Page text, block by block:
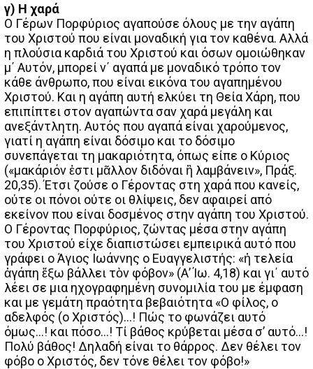
γ) Η χαρά
Ο Γέρων Πορφύριος αγαπούσε όλους με την αγάπη
του Χριστού που είναι μοναδική για τον καθένα. Αλλά
η πλούσια καρδιά του Χριστού και όσων ομοιώθηκαν
μ΄ Αυτόν, μπορεί ν΄ αγαπά με μοναδικό τρόπο τον
κάθε άνθρωπο, που είναι εικόνα του αγαπημένου
Χριστού. Και η αγάπη αυτή ελκύει τη Θεία Χάρη, που
επιπίπτει στον αγαπώντα σαν χαρά μεγάλη και
ανεξάντλητη. Αυτός που αγαπά είναι χαρούμενος,
γιατί η αγάπη είναι δόσιμο και το δόσιμο
συνεπάγεται τη μακαριότητα, όπως είπε ο Κύριος
(«μακάριόν ἐστι μᾶλλον διδόναι ἢ λαμβάνειν», Πράξ.
20,35). Έτσι ζούσε ο Γέροντας στη χαρά που κανείς,
ούτε οι πόνοι ούτε οι θλίψεις, δεν αφαιρεί από
εκείνον που είναι δοσμένος στην αγάπη του Χριστού.
Ο Γέροντας Πορφύριος, ζώντας μέσα στην αγάπη
του Χριστού είχε διαπιστώσει εμπειρικά αυτό που
γράφει ο Άγιος Ιωάννης ο Ευαγγελιστής: «ἡ τελεία
ἀγάπη ἔξω βάλλει τὸν φόβον» (Α’ Ίω. 4,18) και γι΄ αυτό
λέει σε μια ηχογραφημένη συνομιλία του με έμφαση
και με γεμάτη πραότητα βεβαιότητα «Ο φίλος, ο
αδελφός (ο Χριστός)…! Πώς το φωνάζει αυτό
όμως…! και πόσο…! Τί βάθος κρύβεται μέσα σ’ αυτό…!
Πολύ βάθος! Δηλαδή είναι το θάρρος. Δεν θέλει τον
φόβο ο Χριστός, δεν τόνε θέλει τον φόβο!»